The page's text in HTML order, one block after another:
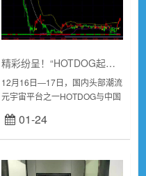
精彩纷呈！“HOTDOG起飞杯”电竞校园挑战赛在杭州圆满落幕
12月16日―17日，国内头部潮流
元宇宙平台之一HOTDOG与中国
子竞技俱乐部共同举办的
“HOTDOG起飞杯”电竞校园挑战
01-24